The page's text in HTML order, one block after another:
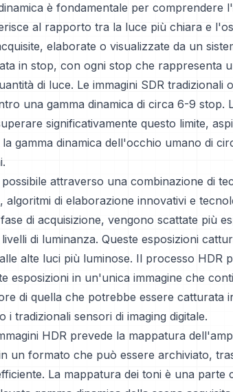
è fondamentale per comprendere
al rapporto tra la luce più chiara e
elaborate o visualizzate da un
in stop, con ogni stop che rappresenta
di luce. Le immagini SDR tradizionali
una gamma dinamica di circa 6-9 stop.
significativamente questo limite,
gamma dinamica dell'occhio umano di
attraverso una combinazione di
algoritmi di elaborazione innovativi e
di acquisizione, vengono scattate più
di luminanza. Queste esposizioni
alte luci più luminose. Il processo HDR
esposizioni in un'unica immagine che
di quella che potrebbe essere catturata
i tradizionali sensori di imaging digitale.
HDR prevede la mappatura
un formato che può essere archiviato,
La mappatura dei toni è una parte